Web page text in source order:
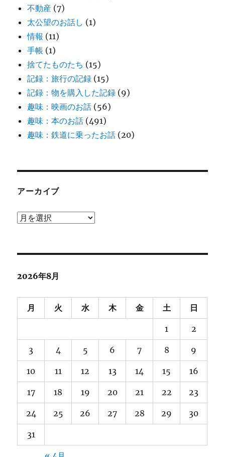
不動産 (7)
太公望のお話し (1)
情報 (11)
手帳 (1)
捨てたものたち (15)
記録：旅行の記録 (15)
記録：物を購入した記録 (9)
趣味：映画のお話 (56)
趣味：本のお話 (491)
趣味：鉄道に乗ったお話 (20)
アーカイブ
ア
ブ
2026年8月
月 火 水 木 金 土 日
1 2
3 4 5 6 7 8 9
10 11 12 13 14 15 16
17 18 19 20 21 22 23
24 25 26 27 28 29 30
31